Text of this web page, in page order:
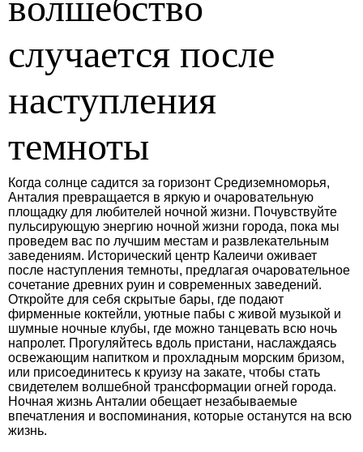
случается после
наступления
темноты
Когда солнце садится за горизонт Средиземноморья,
Анталия превращается в яркую и очаровательную
площадку для любителей ночной жизни. Почувствуйте
пульсирующую энергию ночной жизни города, пока мы
проведем вас по лучшим местам и развлекательным
заведениям. Исторический центр Калеичи оживает
после наступления темноты, предлагая очаровательное
сочетание древних руин и современных заведений.
Откройте для себя скрытые бары, где подают
фирменные коктейли, уютные пабы с живой музыкой и
шумные ночные клубы, где можно танцевать всю ночь
напролет. Прогуляйтесь вдоль пристани, наслаждаясь
освежающим напитком и прохладным морским бризом,
или присоединитесь к круизу на закате, чтобы стать
свидетелем волшебной трансформации огней города.
Ночная жизнь Анталии обещает незабываемые
впечатления и воспоминания, которые останутся на всю
жизнь.